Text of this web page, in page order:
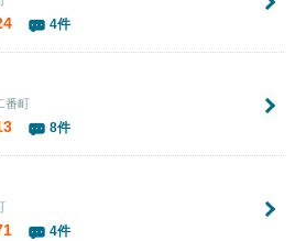
4件
番町
8件
4件